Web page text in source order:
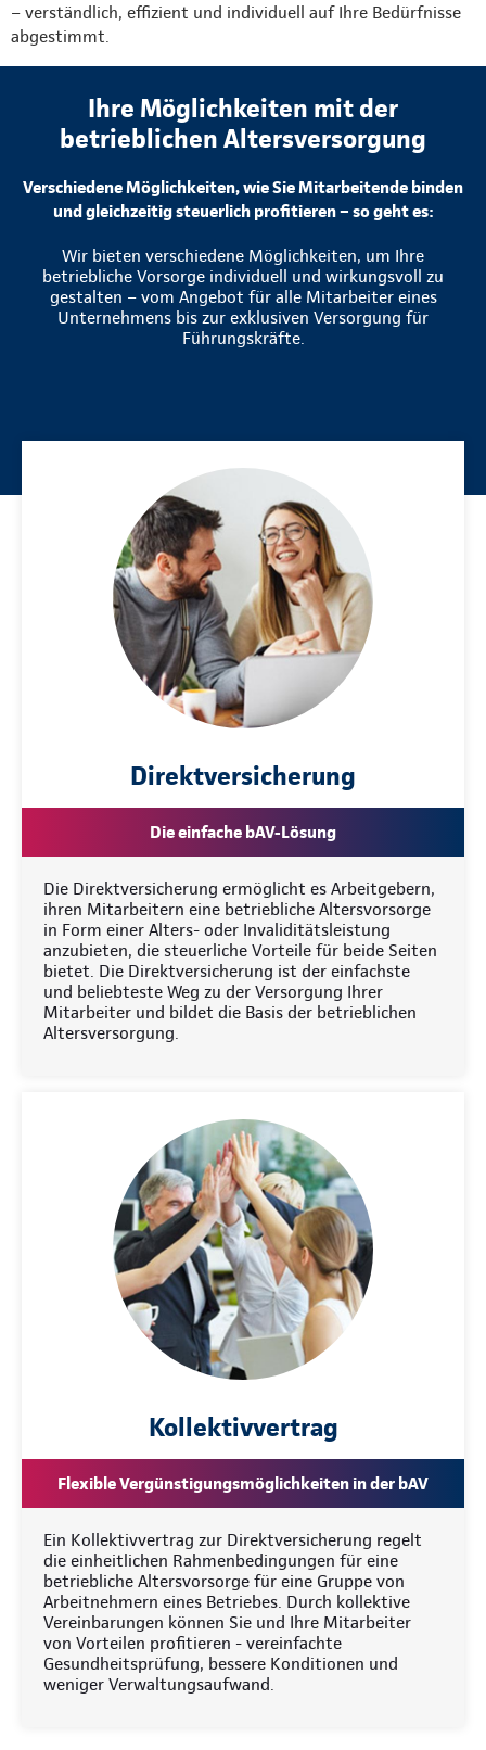
– verständlich, effizient und individuell auf Ihre Bedürfnisse
abgestimmt.
Ihre Möglichkeiten mit der
betrieblichen Altersversorgung
Verschiedene Möglichkeiten, wie Sie Mitarbeitende binden
und gleichzeitig steuerlich profitieren – so geht es:
Wir bieten verschiedene Möglichkeiten, um Ihre
betriebliche Vorsorge individuell und wirkungsvoll zu
gestalten – vom Angebot für alle Mitarbeiter eines
Unternehmens bis zur exklusiven Versorgung für
Führungskräfte.
Direktversicherung
Die einfache bAV-Lösung
Die Direktversicherung ermöglicht es Arbeitgebern,
ihren Mitarbeitern eine betriebliche Altersvorsorge
in Form einer Alters- oder Invaliditätsleistung
anzubieten, die steuerliche Vorteile für beide Seiten
bietet. Die Direktversicherung ist der einfachste
und beliebteste Weg zu der Versorgung Ihrer
Mitarbeiter und bildet die Basis der betrieblichen
Altersversorgung.
Kollektivvertrag
Flexible Vergünstigungsmöglichkeiten in der bAV
Ein Kollektivvertrag zur Direktversicherung regelt
die einheitlichen Rahmenbedingungen für eine
betriebliche Altersvorsorge für eine Gruppe von
Arbeitnehmern eines Betriebes. Durch kollektive
Vereinbarungen können Sie und Ihre Mitarbeiter
von Vorteilen profitieren - vereinfachte
Gesundheitsprüfung, bessere Konditionen und
weniger Verwaltungsaufwand.